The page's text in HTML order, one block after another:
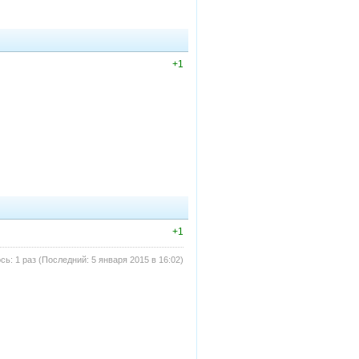
+1
+1
1 раз (Последний: 5 января 2015 в 16:02)